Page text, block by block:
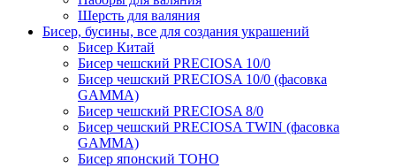
Шерсть для валяния
Бисер, бусины, все для создания украшений
Бисер Китай
Бисер чешский PRECIOSA 10/0
Бисер чешский PRECIOSA 10/0 (фасовка
GAMMA)
Бисер чешский PRECIOSA 8/0
Бисер чешский PRECIOSA TWIN (фасовка
GAMMA)
Бисер японский TOHO